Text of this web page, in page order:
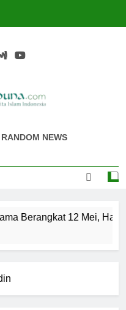
RANDOM NEWS
Berangkat 12 Mei, Hati-